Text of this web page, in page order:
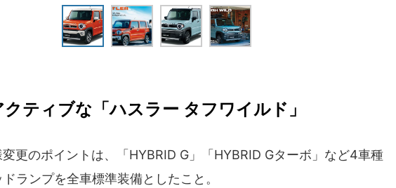
ティブな「ハスラー タフワイルド」
更のポイントは、「HYBRID G」「HYBRID Gターボ」など4車種
ランプを全車標準装備としたこと。